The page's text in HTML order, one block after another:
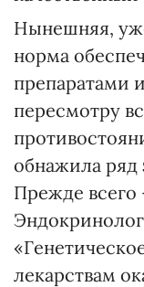
Нынешняя,
норма
препаратами
пересмотру
обнажила ряд
Прежде всего
лекарствам